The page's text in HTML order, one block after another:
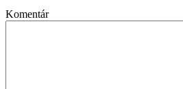
Komentár